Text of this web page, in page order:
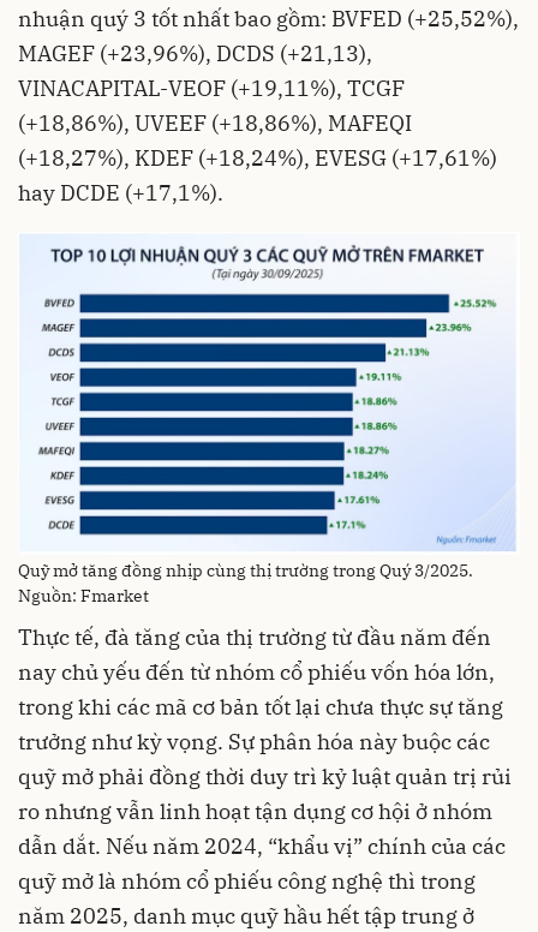
nhuận quý 3 tốt nhất bao gồm: BVFED (+25,52%),
MAGEF (+23,96%), DCDS (+21,13),
VINACAPITAL-VEOF (+19,11%), TCGF
(+18,86%), UVEEF (+18,86%), MAFEQI
(+18,27%), KDEF (+18,24%), EVESG (+17,61%)
hay DCDE (+17,1%).
Quỹ mở tăng đồng nhịp cùng thị trường trong Quý 3/2025.
Nguồn: Fmarket
Thực tế, đà tăng của thị trường từ đầu năm đến
nay chủ yếu đến từ nhóm cổ phiếu vốn hóa lớn,
trong khi các mã cơ bản tốt lại chưa thực sự tăng
trưởng như kỳ vọng. Sự phân hóa này buộc các
quỹ mở phải đồng thời duy trì kỷ luật quản trị rủi
ro nhưng vẫn linh hoạt tận dụng cơ hội ở nhóm
dẫn dắt. Nếu năm 2024, “khẩu vị” chính của các
quỹ mở là nhóm cổ phiếu công nghệ thì trong
năm 2025, danh mục quỹ hầu hết tập trung ở